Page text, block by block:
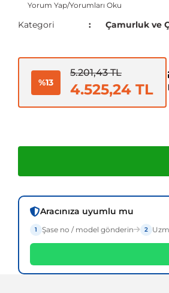
Yorum Yap/Yorumları Oku
Kategori Çamurluk ve
%13
5.201,43 TL
4.525,24 TL
Aracınıza uyumlu mu
1 Şase no / model gönderin 2